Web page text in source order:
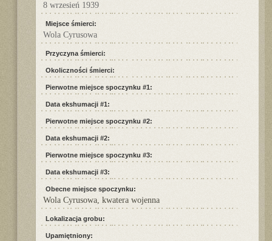
8 wrzesień 1939
Miejsce śmierci:
Wola Cyrusowa
Przyczyna śmierci:
Okoliczności śmierci:
Pierwotne miejsce spoczynku #1:
Data ekshumacji #1:
Pierwotne miejsce spoczynku #2:
Data ekshumacji #2:
Pierwotne miejsce spoczynku #3:
Data ekshumacji #3:
Obecne miejsce spoczynku:
Wola Cyrusowa, kwatera wojenna
Lokalizacja grobu:
Upamiętniony: